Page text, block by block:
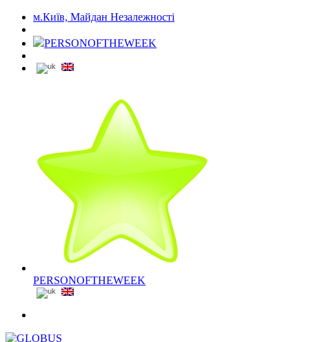
м.Київ, Майдан Незалежності
PERSONOFTHEWEEK
PERSONOFTHEWEEK